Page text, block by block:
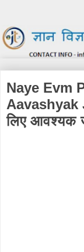
Naye Evm
Aavashyak
लिए आवश्यक